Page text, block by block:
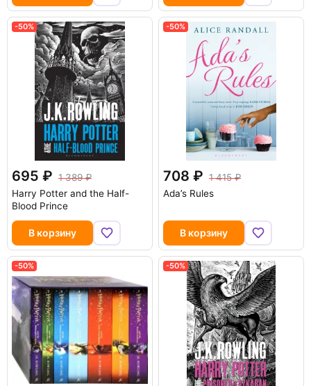
-50%
695
1 389
Harry Potter and the Half-
Blood Prince
В корзину
-50%
708
1 415
Ada’s Rules
В корзину
-50% -50%